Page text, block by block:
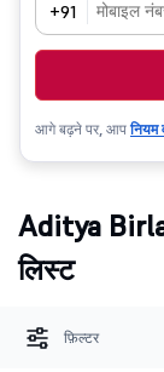
+91
आगे बढ़ने पर, आपनियम
Aditya
लिस्ट
फ़िल्टर